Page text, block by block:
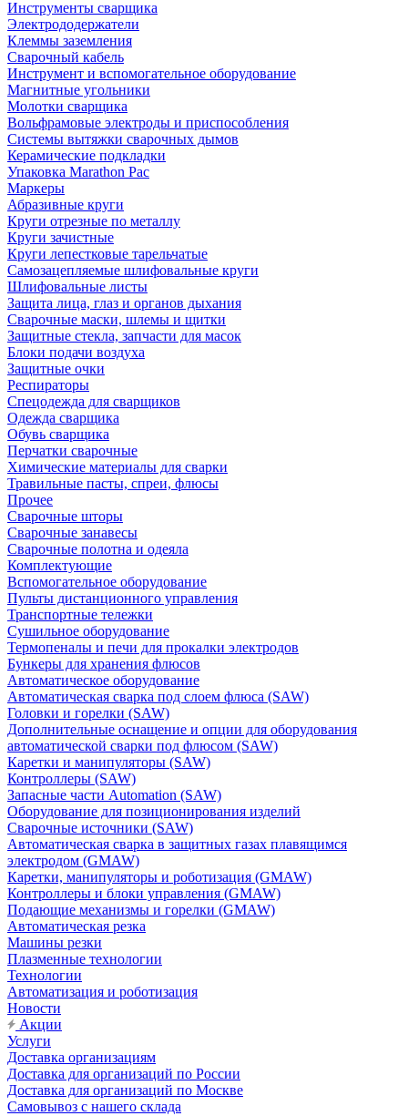
Инструменты сварщика
Электрододержатели
Клеммы заземления
Сварочный кабель
Инструмент и вспомогательное оборудование
Магнитные угольники
Молотки сварщика
Вольфрамовые электроды и приспособления
Системы вытяжки сварочных дымов
Керамические подкладки
Упаковка Marathon Pac
Маркеры
Абразивные круги
Круги отрезные по металлу
Круги зачистные
Круги лепестковые тарельчатые
Самозацепляемые шлифовальные круги
Шлифовальные листы
Защита лица, глаз и органов дыхания
Сварочные маски, шлемы и щитки
Защитные стекла, запчасти для масок
Блоки подачи воздуха
Защитные очки
Респираторы
Спецодежда для сварщиков
Одежда сварщика
Обувь сварщика
Перчатки сварочные
Химические материалы для сварки
Травильные пасты, спреи, флюсы
Прочее
Сварочные шторы
Сварочные занавесы
Сварочные полотна и одеяла
Комплектующие
Вспомогательное оборудование
Пульты дистанционного управления
Транспортные тележки
Сушильное оборудование
Термопеналы и печи для прокалки электродов
Бункеры для хранения флюсов
Автоматическое оборудование
Автоматическая сварка под слоем флюса (SAW)
Головки и горелки (SAW)
Дополнительные оснащение и опции для оборудования
автоматической сварки под флюсом (SAW)
Каретки и манипуляторы (SAW)
Контроллеры (SAW)
Запасные части Automation (SAW)
Оборудование для позиционирования изделий
Сварочные источники (SAW)
Автоматическая сварка в защитных газах плавящимся
электродом (GMAW)
Каретки, манипуляторы и роботизация (GMAW)
Контроллеры и блоки управления (GMAW)
Подающие механизмы и горелки (GMAW)
Автоматическая резка
Машины резки
Плазменные технологии
Технологии
Автоматизация и роботизация
Новости
Акции
Услуги
Доставка организациям
Доставка для организаций по России
Доставка для организаций по Москве
Самовывоз с нашего склада